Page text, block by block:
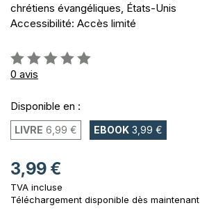
chrétiens évangéliques, États-Unis
Accessibilité: Accès limité
Évaluation:
0%
0 avis
Disponible en :
LIVRE 6,99 € EBOOK 3,99 €
3,99 €
TVA incluse
Téléchargement disponible dès maintenant